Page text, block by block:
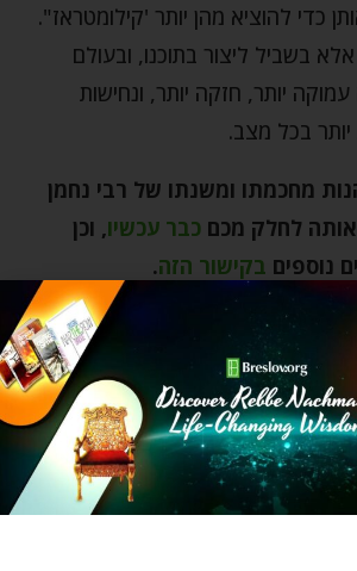
כדי להוציא מהן יותר 'קילומטראז".
בשביל ליצור בתוכנו, ובעולם
יותר, חזקה יותר, ונחישות
יותר בכל מצב.
מחכמתו ומשנתו של רבי נחמן
לחלק מכם כבר עכשיו, וכן
נוספים בקישור הזה.
התבודדות חינוך יהודי
ירושלים מצוות צדקה עבודת השם
רבי נחמן מברסלב שלום שמחה
תפילה אישית תפילת שחרית